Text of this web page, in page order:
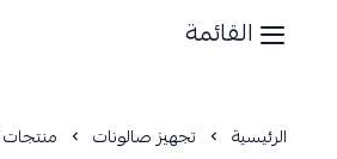
القائمة
الرئيسية تجهيز صالونات منتجات